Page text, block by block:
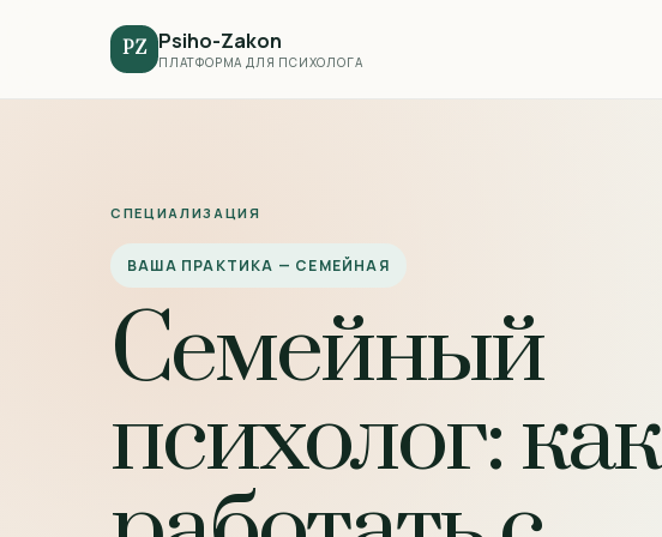
PZ Psiho-Zakon
ПЛАТФОРМА ДЛЯ ПСИХОЛОГА
СПЕЦИАЛИЗАЦИЯ
ВАША ПРАКТИКА — СЕМЕЙНАЯ
Семейный
психолог: как